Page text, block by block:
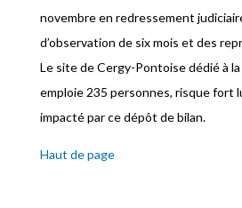
novembre en redressement
d’observation de six mois et des
Le site de Cergy-Pontoise dédié à
emploie 235 personnes, risque fort
impacté par ce dépôt de bilan.
Haut de page